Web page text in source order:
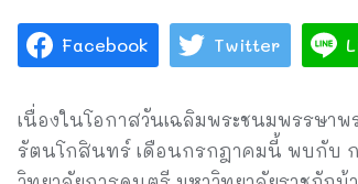
Facebook Twitter
เนื่องในโอกาสวันเฉลิมพระชนมพรรษาพ
รัตนโกสินทร์ เดือนกรกฎาคมนี้ พบกับ ก